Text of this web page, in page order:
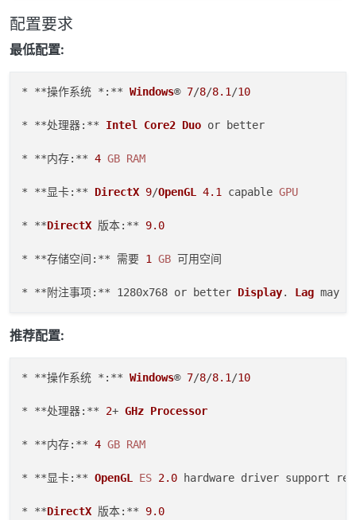
配置要求
最低配置:
* **操作系统 *:** Windows® 7/8/8.1/10
* **处理器:** Intel Core2 Duo or better
* **内存:** 4 GB RAM
* **显卡:** DirectX 9/OpenGL 4.1 capable GPU
* **DirectX 版本:** 9.0
* **存储空间:** 需要 1 GB 可用空间
* **附注事项:** 1280x768 or better Display. Lag may
推荐配置:
* **操作系统 *:** Windows® 7/8/8.1/10
* **处理器:** 2+ GHz Processor
* **内存:** 4 GB RAM
* **显卡:** OpenGL ES 2.0 hardware driver support
* **DirectX 版本:** 9.0